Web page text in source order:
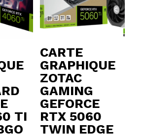
TI
CARTE
GRAPHIQUE
ZOTAC
GAMING
GEFORCE
RTX 5060
TWIN EDGE